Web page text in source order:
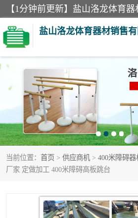
盐山洛龙体育器材销售
当前位置： 首页 > 供应商机 > 400米障碍器
厂家 定做加工 400米障碍高板跳台
单双杠 舞
400米障碍器材 体操
300米障碍器材 攀
塑胶跑道 400